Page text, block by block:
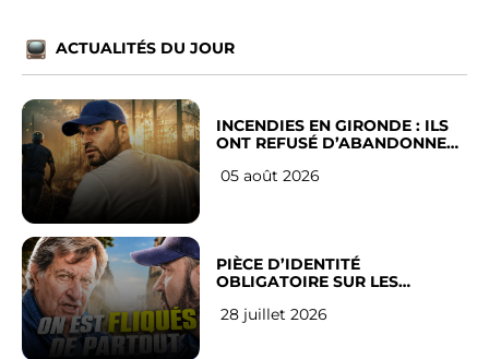
ACTUALITÉS DU JOUR
INCENDIES EN GIRONDE : ILS
ONT REFUSÉ D’ABANDONNER
05 août 2026
PIÈCE D’IDENTITÉ
OBLIGATOIRE SUR LES
Français
28 juillet 2026